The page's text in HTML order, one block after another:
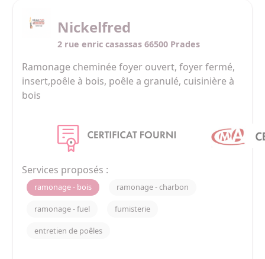
Nickelfred
2 rue enric casassas 66500 Prades
Ramonage cheminée foyer ouvert, foyer fermé,
insert,poêle à bois, poêle a granulé, cuisinière à
bois
Services proposés :
ramonage - bois ramonage - charbon
ramonage - fuel fumisterie
entretien de poêles